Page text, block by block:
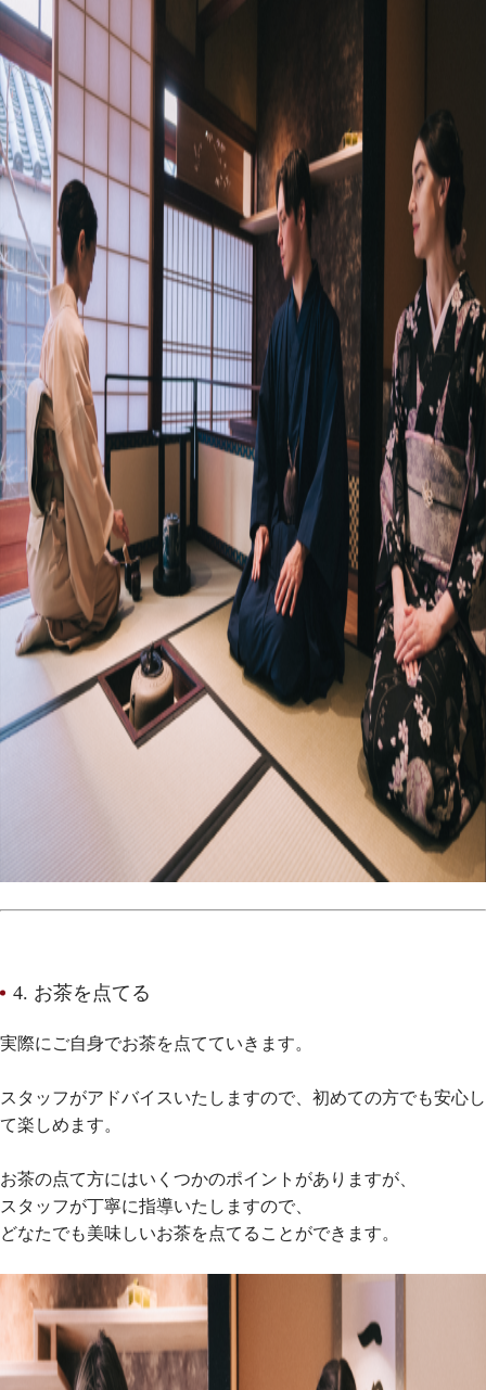
4. お茶を点てる
実際にご自身でお茶を点てていきます。
スタッフがアドバイスいたしますので、初めての方でも安心し
て楽しめます。
お茶の点て方にはいくつかのポイントがありますが、
スタッフが丁寧に指導いたしますので、
どなたでも美味しいお茶を点てることができます。